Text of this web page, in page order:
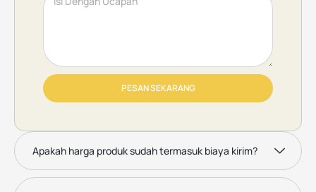
PESAN SEKARANG
Apakah harga produk sudah termasuk biaya kirim?